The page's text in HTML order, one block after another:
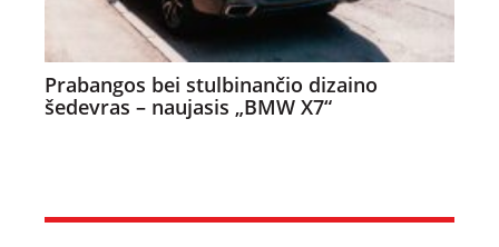
Prabangos bei stulbinančio dizaino
šedevras – naujasis „BMW X7“